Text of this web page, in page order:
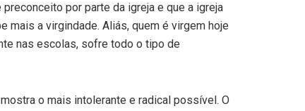
por parte da igreja e que a igreja
mais a virgindade. Aliás, quem é virgem hoje
nas escolas, sofre todo o tipo de
o mais intolerante e radical possível. O